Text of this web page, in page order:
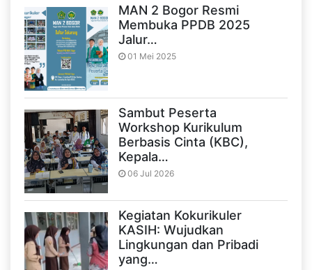
MAN 2 Bogor Resmi
Membuka PPDB 2025
Jalur…
01 Mei 2025
Sambut Peserta
Workshop Kurikulum
Berbasis Cinta (KBC),
Kepala…
06 Jul 2026
Kegiatan Kokurikuler
KASIH: Wujudkan
Lingkungan dan Pribadi
yang…